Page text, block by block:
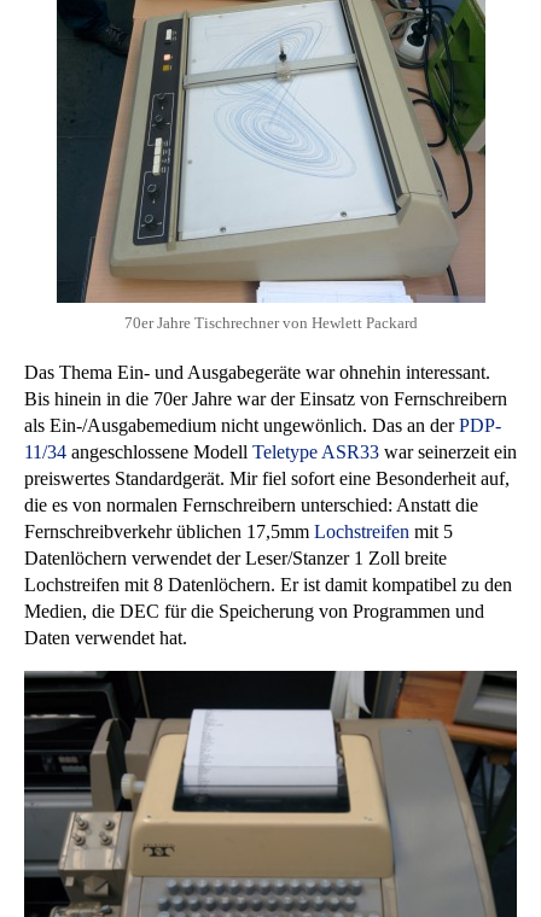
70er Jahre Tischrechner von Hewlett Packard
Das Thema Ein- und Ausgabegeräte war ohnehin interessant.
Bis hinein in die 70er Jahre war der Einsatz von Fernschreibern
als Ein-/Ausgabemedium nicht ungewönlich. Das an derPDP-
11/34 angeschlossene Modell Teletype ASR33 war seinerzeit ein
preiswertes Standardgerät. Mir fiel sofort eine Besonderheit auf,
die es von normalen Fernschreibern unterschied: Anstatt die
Fernschreibverkehr üblichen 17,5mm Lochstreifen mit 5
Datenlöchern verwendet der Leser/Stanzer 1 Zoll breite
Lochstreifen mit 8 Datenlöchern. Er ist damit kompatibel zu den
Medien, die DEC für die Speicherung von Programmen und
Daten verwendet hat.